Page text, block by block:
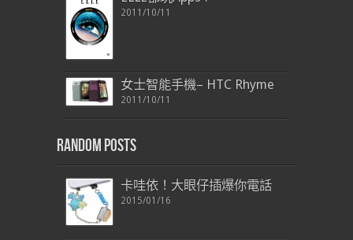
2011/10/11
女士智能手機– HTC Rhyme
2011/10/11
Random Posts
卡哇依！大眼仔插爆你電話
2015/01/16